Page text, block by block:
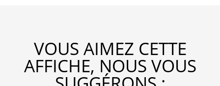
VOUS AIMEZ CETTE
AFFICHE, NOUS VOUS